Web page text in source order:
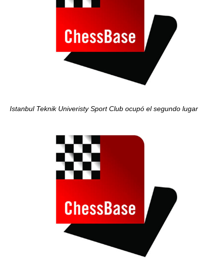
Istanbul Teknik Univeristy Sport Club ocupó el segundo lugar